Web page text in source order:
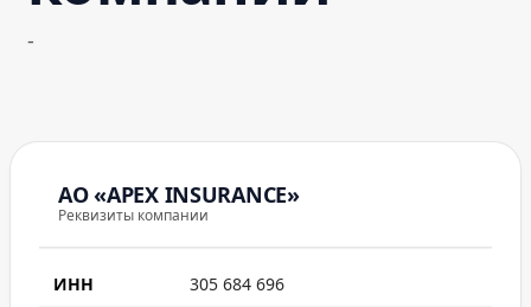
-
АО «APEX INSURANCE»
Реквизиты компании
ИНН
305 684 696